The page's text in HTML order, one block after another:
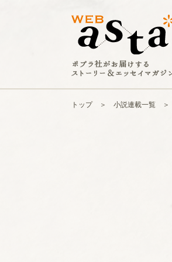
トップ 小説連載一覧